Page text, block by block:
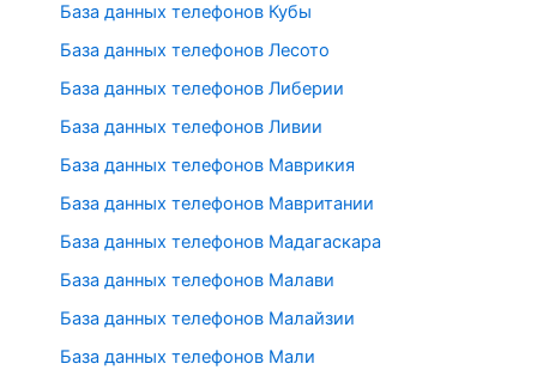
База данных телефонов Кубы
База данных телефонов Лесото
База данных телефонов Либерии
База данных телефонов Ливии
База данных телефонов Маврикия
База данных телефонов Мавритании
База данных телефонов Мадагаскара
База данных телефонов Малави
База данных телефонов Малайзии
База данных телефонов Мали